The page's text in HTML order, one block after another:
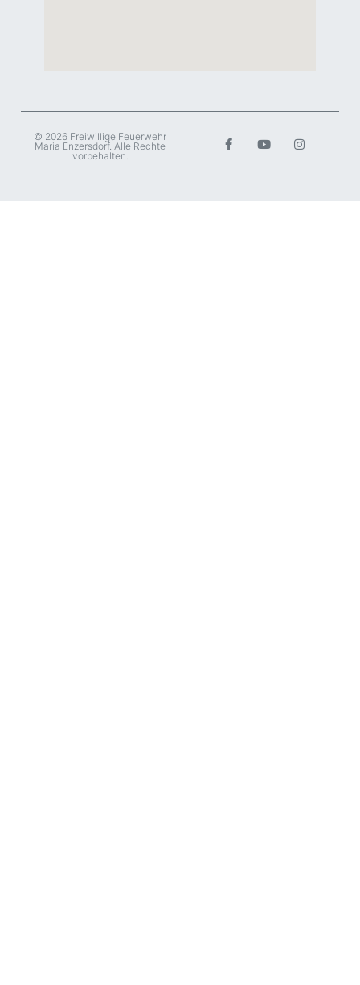
© 2026 Freiwillige Feuerwehr
Maria Enzersdorf. Alle Rechte
vorbehalten.